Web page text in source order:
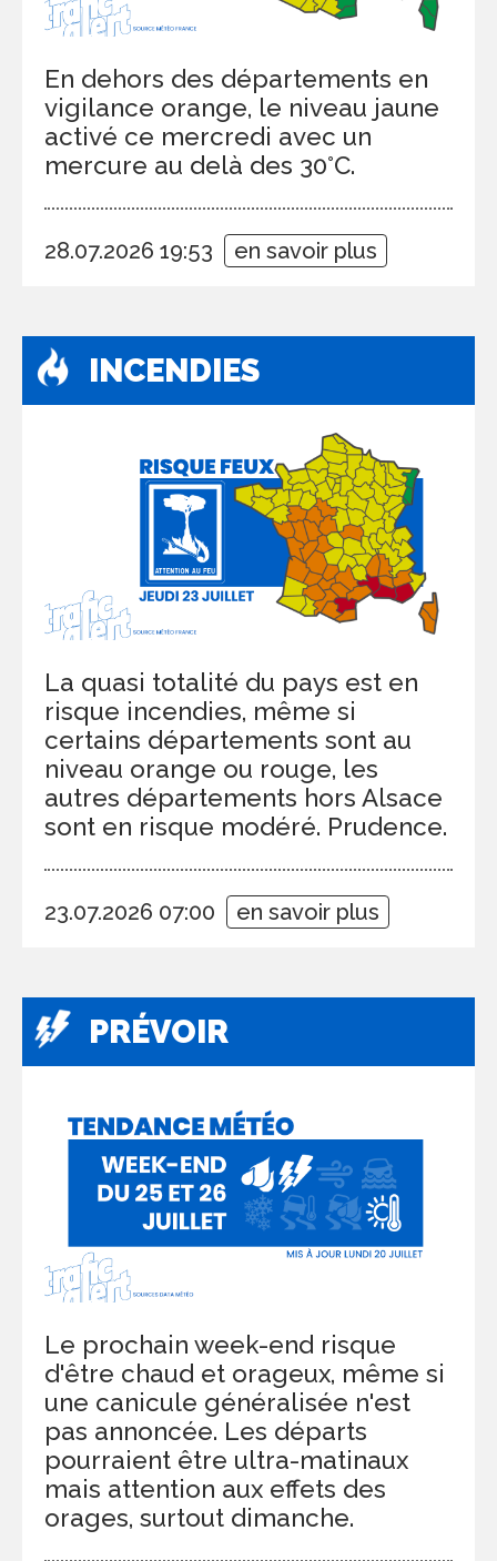
En dehors des départements en
vigilance orange, le niveau jaune
activé ce mercredi avec un
mercure au delà des 30°C.
28.07.2026 19:53 en savoir plus
INCENDIES
La quasi totalité du pays est en
risque incendies, même si
certains départements sont au
niveau orange ou rouge, les
autres départements hors Alsace
sont en risque modéré. Prudence.
23.07.2026 07:00 en savoir plus
PRÉVOIR
Le prochain week-end risque
d'être chaud et orageux, même si
une canicule généralisée n'est
pas annoncée. Les départs
pourraient être ultra-matinaux
mais attention aux effets des
orages, surtout dimanche.